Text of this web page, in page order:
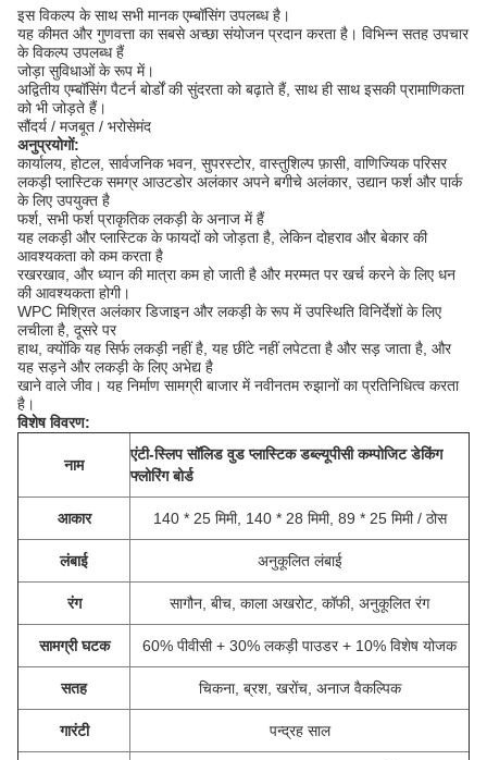
इस विकल्प के साथ सभी मानक एम्बॉसिंग उपलब्ध है।
यह कीमत और गुणवत्ता का सबसे अच्छा संयोजन प्रदान करता है। विभिन्न सतह उपचार
के विकल्प उपलब्ध हैं
जोड़ा सुविधाओं के रूप में।
अद्वितीय एम्बॉसिंग पैटर्न बोर्डों की सुंदरता को बढ़ाते हैं, साथ ही साथ इसकी प्रामाणिकता
को भी जोड़ते हैं।
सौंदर्य / मजबूत / भरोसेमंद
अनुप्रयोगों:
कार्यालय, होटल, सार्वजनिक भवन, सुपरस्टोर, वास्तुशिल्प फ़ासी, वाणिज्यिक परिसर
लकड़ी प्लास्टिक समग्र आउटडोर अलंकार अपने बगीचे अलंकार, उद्यान फर्श और पार्क
के लिए उपयुक्त है
फर्श, सभी फर्श प्राकृतिक लकड़ी के अनाज में हैं
यह लकड़ी और प्लास्टिक के फायदों को जोड़ता है, लेकिन दोहराव और बेकार की
आवश्यकता को कम करता है
रखरखाव, और ध्यान की मात्रा कम हो जाती है और मरम्मत पर खर्च करने के लिए धन
की आवश्यकता होगी।
WPC मिश्रित अलंकार डिजाइन और लकड़ी के रूप में उपस्थिति विनिर्देशों के लिए
लचीला है, दूसरे पर
हाथ, क्योंकि यह सिर्फ लकड़ी नहीं है, यह छींटे नहीं लपेटता है और सड़ जाता है, और
यह सड़ने और लकड़ी के लिए अभेद्य है
खाने वाले जीव। यह निर्माण सामग्री बाजार में नवीनतम रुझानों का प्रतिनिधित्व करता
है।
विशेष विवरण:
नाम
एंटी-स्लिप सॉलिड वुड प्लास्टिक डब्ल्यूपीसी कम्पोजिट डेकिंग
फ्लोरिंग बोर्ड
आकार 140 * 25 मिमी, 140 * 28 मिमी, 89 * 25 मिमी / ठोस
लंबाई अनुकूलित लंबाई
रंग सागौन, बीच, काला अखरोट, कॉफी, अनुकूलित रंग
सामग्री घटक 60% पीवीसी + 30% लकड़ी पाउडर + 10% विशेष योजक
सतह चिकना, ब्रश, खरोंच, अनाज वैकल्पिक
गारंटी पन्द्रह साल